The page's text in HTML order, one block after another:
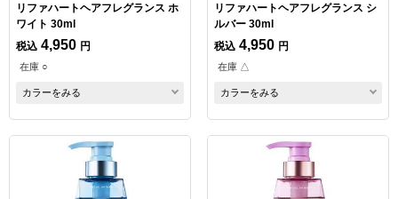
リファハートヘアフレグランス ホ
ワイト 30ml
税込 4,950 円
在庫 ○
カラーをみる
リファハートヘアフレグランス シ
ルバー 30ml
税込 4,950 円
在庫 △
カラーをみる